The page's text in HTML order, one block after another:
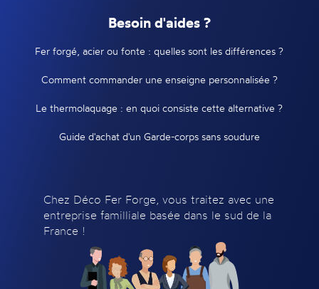
Besoin d'aides ?
Fer forgé, acier ou fonte : quelles sont les différences ?
Comment commander une enseigne personnalisée ?
Le thermolaquage : en quoi consiste cette alternative ?
Guide d'achat d'un Garde-corps sans soudure
Chez Déco Fer Forge, vous traitez avec une
entreprise familliale basée dans le sud de la
France !